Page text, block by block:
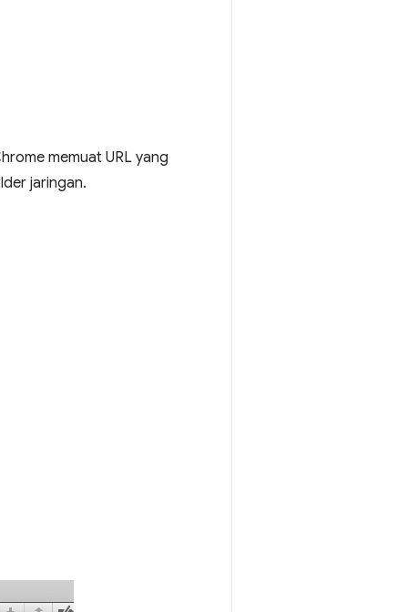
memuat URL yang
jaringan.